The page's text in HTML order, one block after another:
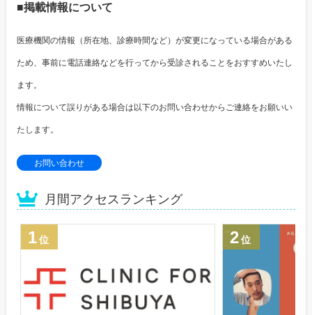
■掲載情報について
医療機関の情報（所在地、診療時間など）が変更になっている場合がある
ため、事前に電話連絡などを行ってから受診されることをおすすめいたし
ます。
情報について誤りがある場合は以下のお問い合わせからご連絡をお願いい
たします。
お問い合わせ
月間アクセスランキング
1位 2位